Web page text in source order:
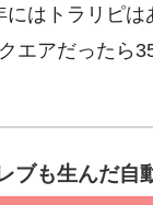
にはトラリピ
エアだったら
ブも生んだ自